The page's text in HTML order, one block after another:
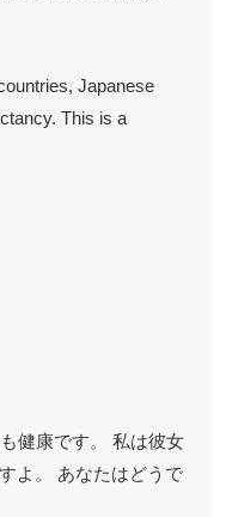
Japanese
This is a
健康です。 私は彼女
よ。 あなたはどうで